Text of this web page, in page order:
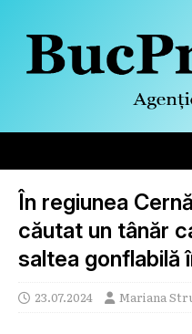
În regiunea
căutat un tânăr
saltea gonflabilă
23.07.2024 Mariana